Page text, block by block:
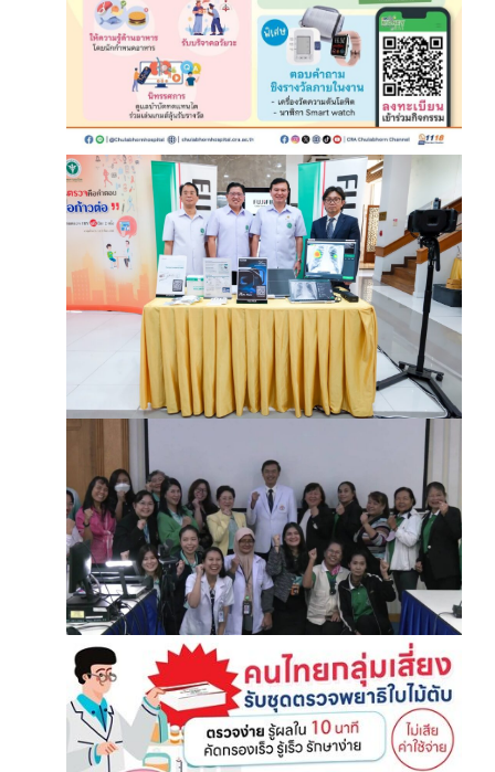
March 12, 2025
บริษัท ฟูจิฟิล์ม (ประเทศไทย)
จำกัด มอบชุดตรวจคัดกรองวัณ
โรคฯ
March 12, 2025
โครงการพัฒนาและเสริม
สมรรถนะกลไกและเครือข่าย
การดูแลทางสังคม